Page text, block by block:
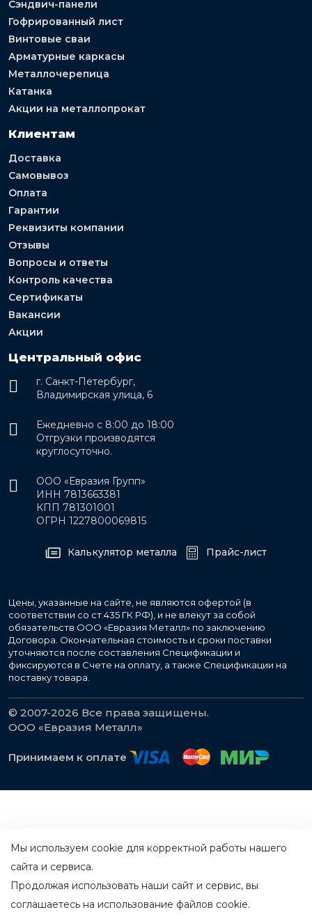
Сэндвич-панели
Гофрированный лист
Винтовые сваи
Арматурные каркасы
Металлочерепица
Катанка
Акции на металлопрокат
Клиентам
Доставка
Самовывоз
Оплата
Гарантии
Реквизиты компании
Отзывы
Вопросы и ответы
Контроль качества
Сертификаты
Вакансии
Акции
Центральный офис
г. Санкт-Петербург,
Владимирская улица, 6
Ежедневно с 8:00 до 18:00
Отгрузки производятся
круглосуточно.
ООО «Евразия Групп»
ИНН 7813663381
КПП 781301001
ОГРН 1227800069815
Калькулятор металла Прайс-лист
Цены, указанные на сайте, не являются офертой (в
соответствии со ст.435 ГК РФ), и не влекут за собой
обязательств ООО «Евразия Металл» по заключению
Договора. Окончательная стоимость и сроки поставки
уточняются после составления Спецификации и
фиксируются в Счете на оплату, а также Спецификации на
поставку товара.
© 2007-2026 Все права защищены.
ООО «Евразия Металл»
Принимаем к оплате
Мы используем cookie для корректной работы нашего
сайта и сервиса.
Продолжая использовать наши сайт и сервис, вы
соглашаетесь на использование файлов cookie.